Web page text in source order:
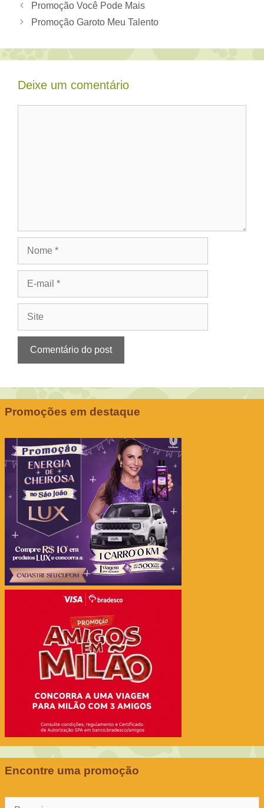
Promoção Você Pode Mais
Promoção Garoto Meu Talento
Deixe um comentário
Promoções em destaque
Encontre uma promoção
Pesquisar